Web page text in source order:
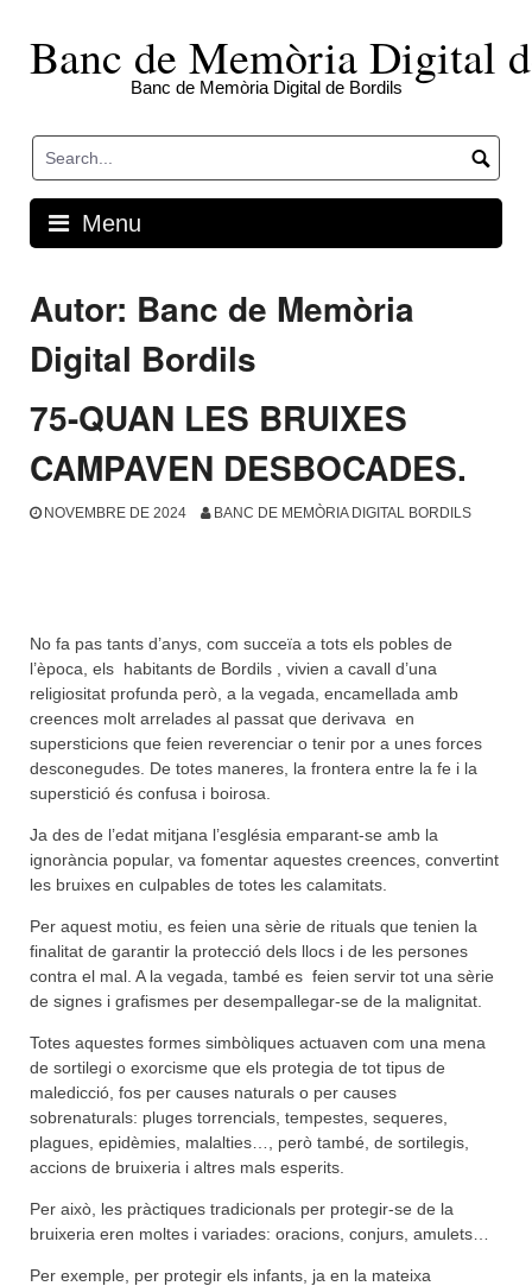
contentBanc de Memòria Digital
Banc de Memòria Digital de Bordils
Menu
Autor: Banc de Memòria
Digital Bordils
75-QUAN LES BRUIXES
CAMPAVEN DESBOCADES.
NOVEMBRE DE 2024 BANC DE MEMÒRIA DIGITAL BORDILS
No fa pas tants d’anys, com succeïa a tots els pobles de
l’època, els habitants de Bordils , vivien a cavall d’una
religiositat profunda però, a la vegada, encamellada amb
creences molt arrelades al passat que derivava en
supersticions que feien reverenciar o tenir por a unes forces
desconegudes. De totes maneres, la frontera entre la fe i la
superstició és confusa i boirosa.
Ja des de l’edat mitjana l’església emparant-se amb la
ignorància popular, va fomentar aquestes creences, convertint
les bruixes en culpables de totes les calamitats.
Per aquest motiu, es feien una sèrie de rituals que tenien la
finalitat de garantir la protecció dels llocs i de les persones
contra el mal. A la vegada, també es feien servir tot una sèrie
de signes i grafismes per desempallegar-se de la malignitat.
Totes aquestes formes simbòliques actuaven com una mena
de sortilegi o exorcisme que els protegia de tot tipus de
maledicció, fos per causes naturals o per causes
sobrenaturals: pluges torrencials, tempestes, sequeres,
plagues, epidèmies, malalties…, però també, de sortilegis,
accions de bruixeria i altres mals esperits.
Per això, les pràctiques tradicionals per protegir-se de la
bruixeria eren moltes i variades: oracions, conjurs, amulets…
Per exemple, per protegir els infants, ja en la mateixa